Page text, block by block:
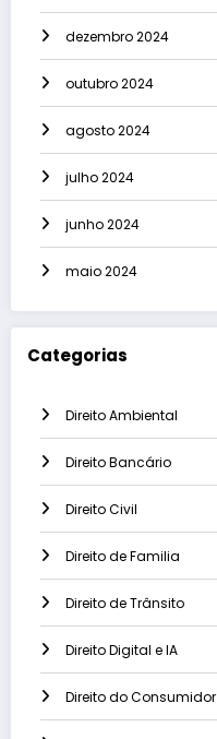
dezembro 2024
outubro 2024
agosto 2024
julho 2024
junho 2024
maio 2024
Categorias
Direito Ambiental
Direito Bancário
Direito Civil
Direito de Familia
Direito de Trânsito
Direito Digital e IA
Direito do Consumidor